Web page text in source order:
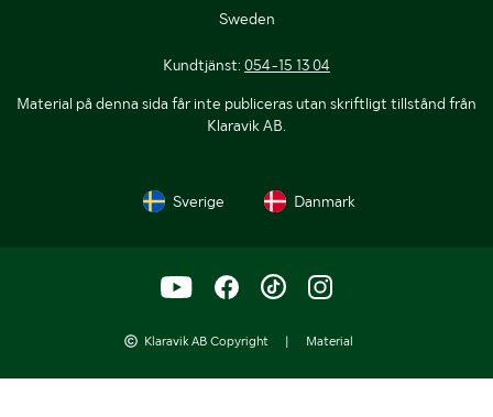
Sweden
Kundtjänst: 054-15 13 04
Material på denna sida får inte publiceras utan skriftligt tillstånd från
Klaravik AB.
Sverige Danmark
Klaravik AB Copyright | Material